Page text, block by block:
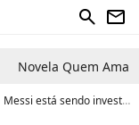
search newsletter
Novela Quem Ama
Messi está sendo investigado pelo FBI? Entenda a investigação sobre operações milionárias da AFA nos EUA